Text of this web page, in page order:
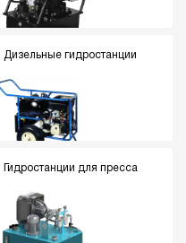
Дизельные гидростанции
Гидростанции для пресса